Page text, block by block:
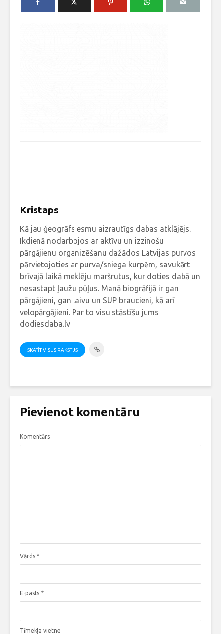
Kristaps
Kā jau ģeogrāfs esmu aizrautīgs dabas atklājējs.
Ikdienā nodarbojos ar aktīvu un izzinošu
pārgājienu organizēšanu dažādos Latvijas purvos
pārvietojoties ar purva/sniega kurpēm, savukārt
brīvajā laikā meklēju maršrutus, kur doties dabā un
nesastapt ļaužu pūļus. Manā biogrāfijā ir gan
pārgājieni, gan laivu un SUP braucieni, kā arī
velopārgājieni. Par to visu stāstīšu jums
dodiesdaba.lv
SKATĪT VISUS RAKSTUS
Pievienot komentāru
Komentārs
Vārds *
E-pasts *
Tīmekļa vietne